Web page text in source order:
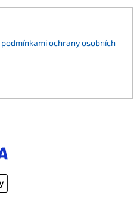
podmínkami ochrany osobních